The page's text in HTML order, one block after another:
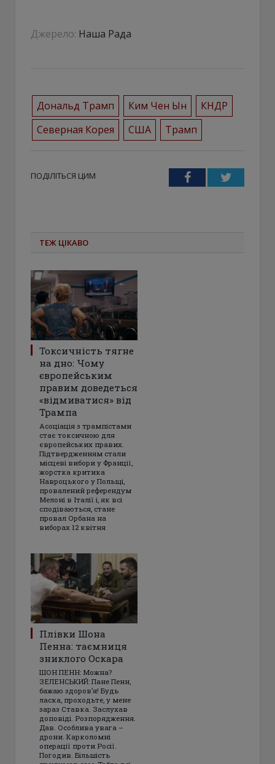
Джерело: Наша Рада
Дональд Трамп Ким Чен Ын
КНДР
Северная Корея
США Трамп
ПОДІЛІТЬСЯ ЦИМ FacebookTwitter
ТЕЖ ЦІКАВО
Токсичність тягне
на дно: Чому
європейським
правим доведеться
«відмиватися» від
Трампа
Асоціація з трампістами
стає токсичною для
європейських правих.
Підтвердженням стали
місцеві вибори у Франції,
жорстка критика
Навроцького у Польщі,
провалений референдум
Мелоні в Італії і, як всі
сподіваються, стане
провал Орбана на
виборах 12 квітня
Плівки Шона
Пенна: таємниця
зниклого Оскара
ШОН ПЕНН: Можна?
ЗЕЛЕНСЬКИЙ: Пане Пенн,
бажаю здоров’я! Будь
ласка, проходьте, у мене
зараз Ставка. Заслухав
доповіді. Розпорядження.
Дав. Особлива увага –
дрони. Карколомні
операції проти Росії.
Погодив. Більшість